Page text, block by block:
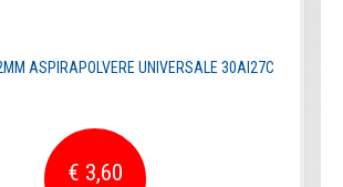
ASPIRAPOLVERE UNIVERSALE 30AI27C
€ 3,60